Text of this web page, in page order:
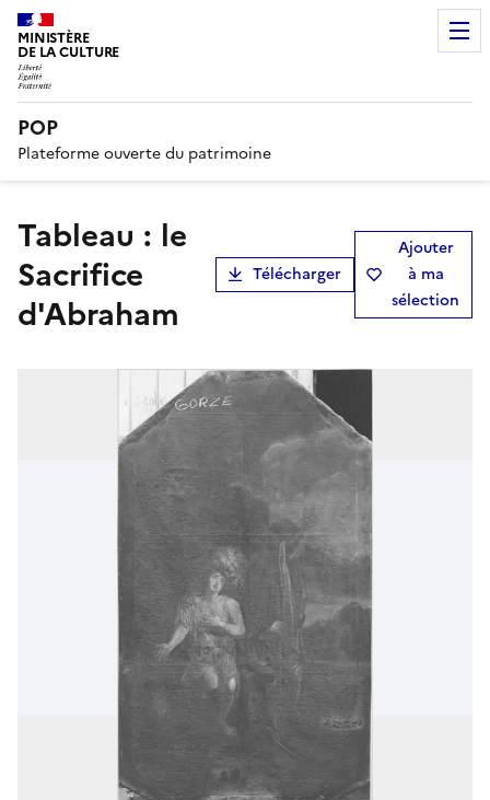
MINISTÈRE
DE LA CULTURE
POP
Plateforme ouverte du patrimoine
tableau : le
Sacrifice
d'Abraham
Télécharger
Ajouter
à ma
sélection